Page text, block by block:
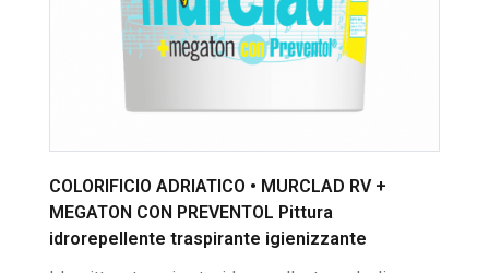
COLORIFICIO ADRIATICO • MURCLAD RV +
MEGATON CON PREVENTOL Pittura
idrorepellente traspirante igienizzante